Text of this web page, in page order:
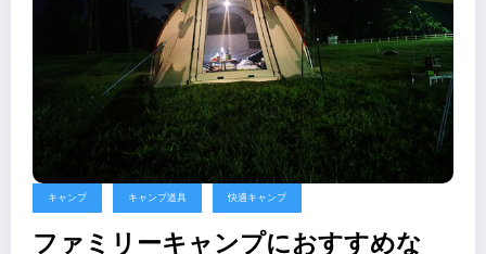
キャンプ キャンプ道具 快適キャンプ
ファミリーキャンプにおすすめな